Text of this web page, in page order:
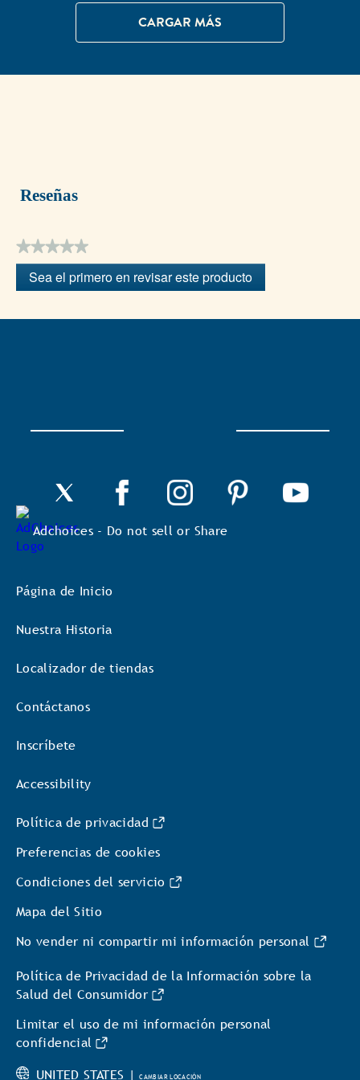
CARGAR MÁS
Reseñas
★★★★★
Sin
puntuación
Sea el primero en revisar este producto
.
esta
Adchoices - Do not sell or Share
Página de Inicio
Nuestra Historia
Localizador de tiendas
Contáctanos
Inscríbete
Accessibility
Política de privacidad
Preferencias de cookies
Condiciones del servicio
Mapa del Sitio
No vender ni compartir mi información personal
Política de Privacidad de la Información sobre la
Salud del Consumidor
Limitar el uso de mi información personal
confidencial
UNITED STATES |CAMBIAR LOCACIÓN